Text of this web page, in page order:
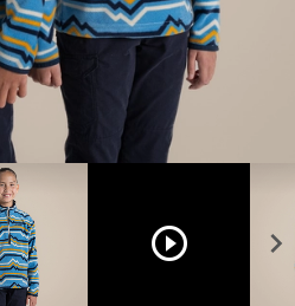
play_circle_outline chevron_right